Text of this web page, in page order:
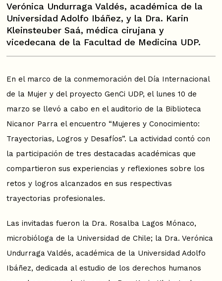
Verónica Undurraga Valdés, académica de la
Universidad Adolfo Ibáñez, y la Dra. Karin
Kleinsteuber Saá, médica cirujana y
vicedecana de la Facultad de Medicina UDP.
En el marco de la conmemoración del Día Internacional
de la Mujer y del proyecto GenCi UDP, el lunes 10 de
marzo se llevó a cabo en el auditorio de la Biblioteca
Nicanor Parra el encuentro “Mujeres y Conocimiento:
Trayectorias, Logros y Desafíos”. La actividad contó con
la participación de tres destacadas académicas que
compartieron sus experiencias y reflexiones sobre los
retos y logros alcanzados en sus respectivas
trayectorias profesionales.
Las invitadas fueron la Dra. Rosalba Lagos Mónaco,
microbióloga de la Universidad de Chile; la Dra. Verónica
Undurraga Valdés, académica de la Universidad Adolfo
Ibáñez, dedicada al estudio de los derechos humanos